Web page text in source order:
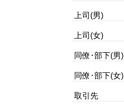
上司(男)
上司(女)
同僚･部下(男)
同僚･部下(女)
取引先